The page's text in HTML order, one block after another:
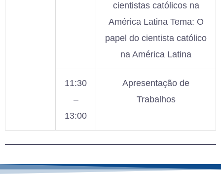
cientistas católicos na
América Latina Tema: O
papel do cientista católico
na América Latina
11:30
–
13:00
Apresentação de
Trabalhos